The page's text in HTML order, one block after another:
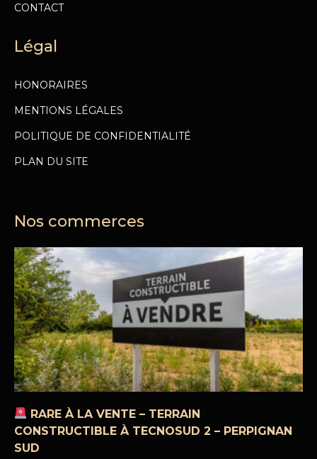
CONTACT
Légal
HONORAIRES
MENTIONS LÉGALES
POLITIQUE DE CONFIDENTIALITÉ
PLAN DU SITE
Nos commerces
RARE À LA VENTE – TERRAIN
CONSTRUCTIBLE À TECNOSUD 2 – PERPIGNAN
SUD